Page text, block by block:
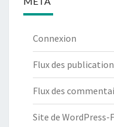
Connexion
Flux des
Flux des
Site de WordPress-